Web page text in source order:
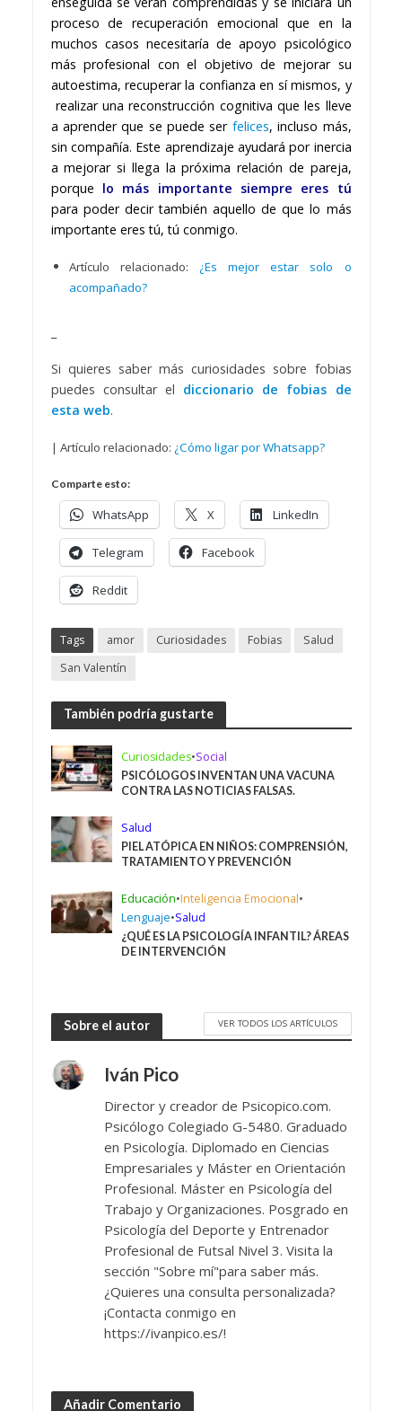
proceso de recuperación emocional que en la
muchos casos necesitaría de apoyo psicológico
más profesional con el objetivo de mejorar su
autoestima, recuperar la confianza en sí mismos, y
realizar una reconstrucción cognitiva que les lleve
a aprender que se puede ser felices, incluso más,
sin compañía. Este aprendizaje ayudará por inercia
a mejorar si llega la próxima relación de pareja,
porque lo más importante siempre eres tú
para poder decir también aquello de que lo más
importante eres tú, tú conmigo.
Artículo relacionado: ¿Es mejor estar solo o
acompañado?
Si quieres saber más curiosidades sobre fobias
puedes consultar el diccionario de fobias de
esta web.
| Artículo relacionado: ¿Cómo ligar por Whatsapp?
Comparte esto:
WhatsApp X LinkedIn
Telegram Facebook
Reddit
Tags amor Curiosidades Fobias
Salud
San Valentín
También podría gustarte
Curiosidades•Social
PSICÓLOGOS INVENTAN UNA VACUNA
CONTRA LAS NOTICIAS FALSAS.
Salud
PIEL ATÓPICA EN NIÑOS: COMPRENSIÓN,
TRATAMIENTO Y PREVENCIÓN
Educación•Inteligencia Emocional•
Lenguaje•Salud
¿QUÉ ES LA PSICOLOGÍA INFANTIL? ÁREAS
DE INTERVENCIÓN
Sobre el autor VER TODOS LOS ARTÍCULOS
Iván Pico
Director y creador de Psicopico.com.
Psicólogo Colegiado G-5480. Graduado
en Psicología. Diplomado en Ciencias
Empresariales y Máster en Orientación
Profesional. Máster en Psicología del
Trabajo y Organizaciones. Posgrado en
Psicología del Deporte y Entrenador
Profesional de Futsal Nivel 3. Visita la
sección "Sobre mí"para saber más.
¿Quieres una consulta personalizada?
¡Contacta conmigo en
https://ivanpico.es/!
Añadir Comentario